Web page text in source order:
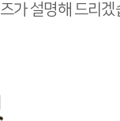
가 설명해 드리